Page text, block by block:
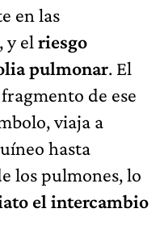
en las
y el riesgo
pulmonar. El
de ese
viaja a
hasta
los pulmones, lo
el intercambio